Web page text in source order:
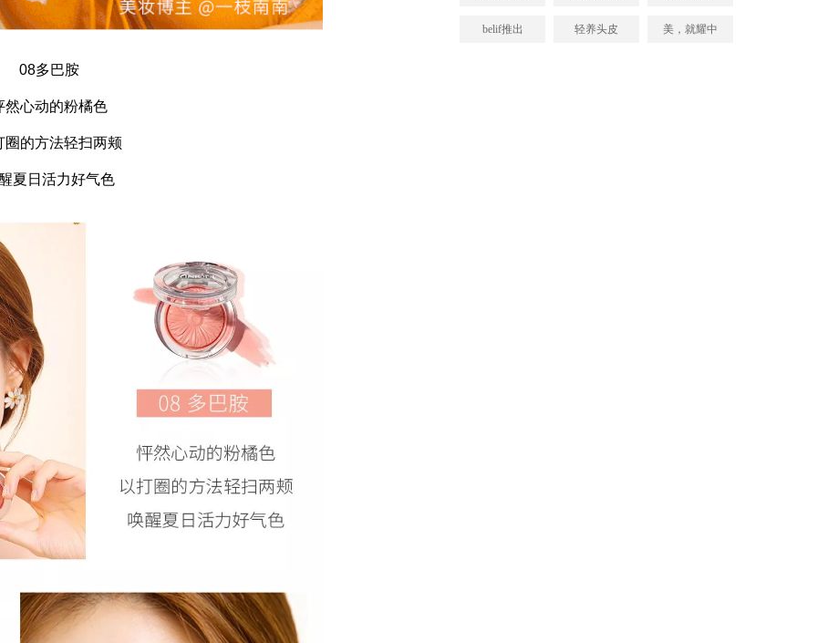
08多巴胺
然心动的粉橘色
圈的方法轻扫两颊
夏日活力好气色
belif推出 轻养头皮 美，就耀中